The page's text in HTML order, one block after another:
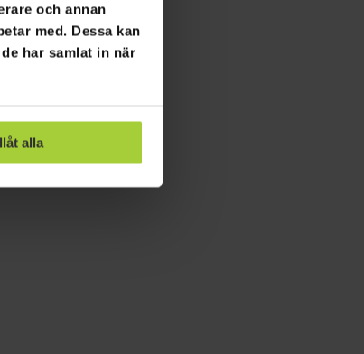
och annan
med. Dessa kan
har samlat in när
alla